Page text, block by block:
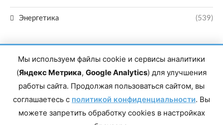
Энергетика (539)
Главный редактор сетевого издания Магомаев Тимур Нухович. Контакты
редакции: 8(988)-292-94-34 Почта: vestiskfo@gmail.com По вопросам
Дагестан, г. Махачкала, пр-т Насрутдинова, д. 1а. Все права защищены.
Копирование и использование полных материалов запрещено, частичное
Мы используем файлы cookie и сервисы аналитики
(Яндекс Метрика, Google Analytics) для улучшения
работы сайта. Продолжая пользоваться сайтом, вы
соглашаетесь с политикой конфиденциальности. Вы
можете запретить обработку cookies в настройках